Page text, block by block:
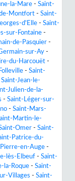
la-Mare - Saint-
Montfort - Saint-
d'Elle - Saint-
sur-Fontaine -
de-Pasquier -
sur-Ay -
du-Harcouët -
- Saint-
Saint-Jean-le-
Julien-de-la-
- Saint-Léger-sur-
- Saint-Mars-
Martin-le-
Omer - Saint-
Patrice-du-
en-Auge -
lès-Elbeuf - Saint-
la-Roque - Saint-
Villages - Saint-